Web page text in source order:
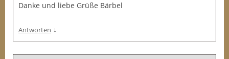
Danke und liebe Grüße Bärbel
Antworten ↓